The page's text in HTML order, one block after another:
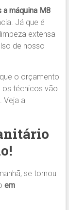
a máquina M8
Já que é
extensa
de nosso
o orçamento
os técnicos vão
Veja a
se tornou
em